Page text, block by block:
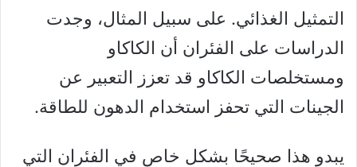
التمثيل الغذائي. على سبيل المثال، وجدت
الدراسات على الفئران أن الكاكاو
ومستخلصات الكاكاو قد تعزز التعبير عن
الجينات التي تحفز استخدام الدهون للطاقة.
يبدو هذا صحيحًا بشكل خاص في الفئران التي